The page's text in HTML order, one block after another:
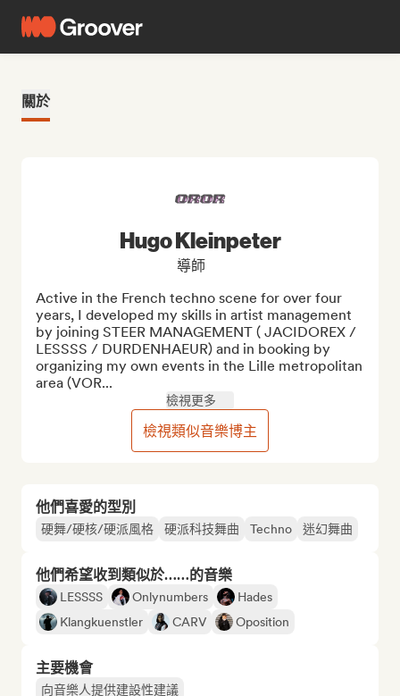
關於
他們喜愛的型別
硬舞/硬核/硬派風格 硬派科技舞曲 Techno 迷幻舞曲
他們希望收到類似於……的音樂
LESSSS Onlynumbers
Hades
Klangkuenstler
CARV Oposition
主要機會
向音樂人提供建設性建議
Hugo Kleinpeter
導師
Active in the French techno scene for over four
years, I developed my skills in artist management
by joining STEER MANAGEMENT ( JACIDOREX /
LESSSS / DURDENHAEUR) and in booking by
organizing my own events in the Lille metropolitan
area (VOR...
檢視更多
檢視類似音樂博主